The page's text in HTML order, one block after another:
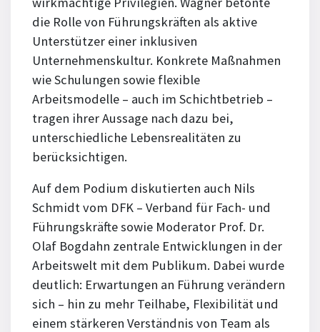
die Rolle von Führungskräften als aktive
Unterstützer einer inklusiven
Unternehmenskultur. Konkrete Maßnahmen
wie Schulungen sowie flexible
Arbeitsmodelle – auch im Schichtbetrieb –
tragen ihrer Aussage nach dazu bei,
unterschiedliche Lebensrealitäten zu
berücksichtigen.
Auf dem Podium diskutierten auch Nils
Schmidt vom DFK – Verband für Fach- und
Führungskräfte sowie Moderator Prof. Dr.
Olaf Bogdahn zentrale Entwicklungen in der
Arbeitswelt mit dem Publikum. Dabei wurde
deutlich: Erwartungen an Führung verändern
sich – hin zu mehr Teilhabe, Flexibilität und
einem stärkeren Verständnis von Team als